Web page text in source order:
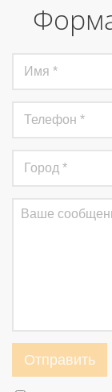
Отправить